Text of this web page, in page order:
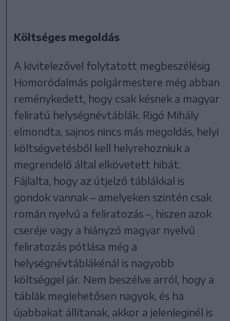
Költséges megoldás
A kivitelezővel folytatott megbeszélésig
Homoródalmás polgármestere még abban
reménykedett, hogy csak késnek a magyar
feliratú helységnévtáblák. Rigó Mihály
elmondta, sajnos nincs más megoldás, helyi
költségvetésből kell helyrehozniuk a
megrendelő által elkövetett hibát.
Fájlalta, hogy az útjelző táblákkal is
gondok vannak – amelyeken szintén csak
román nyelvű a feliratozás –, hiszen azok
cseréje vagy a hiányzó magyar nyelvű
feliratozás pótlása még a
helységnévtáblákénál is nagyobb
költséggel jár. Nem beszélve arról, hogy a
táblák meglehetősen nagyok, és ha
újabbakat állítanak, akkor a jelenleginél is